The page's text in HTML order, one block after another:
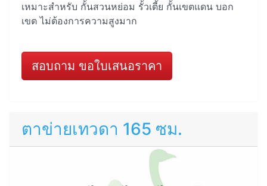
เหมาะสำหรับ กั้นสวนหย่อม รั้วเตี้ย กั้นเขตแดน บอก
เขต ไม่ต้องการความสูงมาก
สอบถาม ขอใบเสนอราคา
ตาข่ายเทวดา 165 ซม.